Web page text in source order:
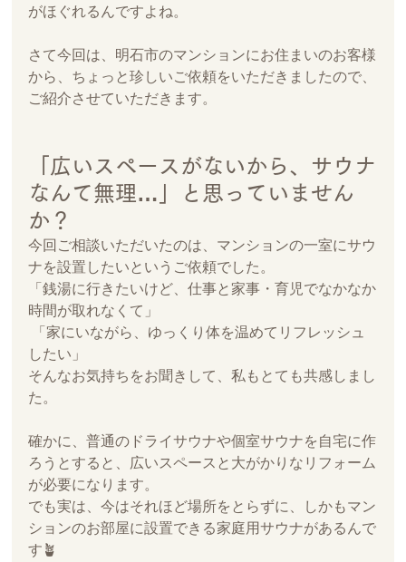
がほぐれるんですよね。
さて今回は、明石市のマンションにお住まいのお客様
から、ちょっと珍しいご依頼をいただきましたので、
ご紹介させていただきます。
「広いスペースがないから、サウナ
なんて無理…」と思っていません
か？
今回ご相談いただいたのは、マンションの一室にサウ
ナを設置したいというご依頼でした。
「銭湯に行きたいけど、仕事と家事・育児でなかなか
時間が取れなくて」
したい」
そんなお気持ちをお聞きして、私もとても共感しまし
た。
確かに、普通のドライサウナや個室サウナを自宅に作
ろうとすると、広いスペースと大がかりなリフォーム
が必要になります。
でも実は、今はそれほど場所をとらずに、しかもマン
ションのお部屋に設置できる家庭用サウナがあるんで
す🪴